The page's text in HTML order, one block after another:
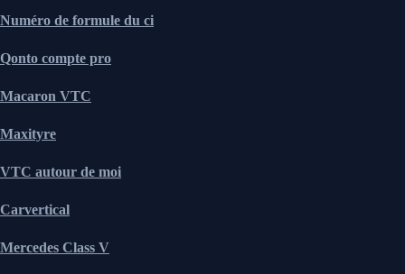
Numéro de formule du ci
Qonto compte pro
Macaron VTC
Maxityre
VTC autour de moi
Carvertical
Mercedes Class V